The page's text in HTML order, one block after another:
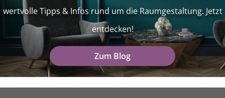
wertvolle Tipps & Infos rund um die Raumgestaltung. Jetzt
entdecken!
Zum Blog